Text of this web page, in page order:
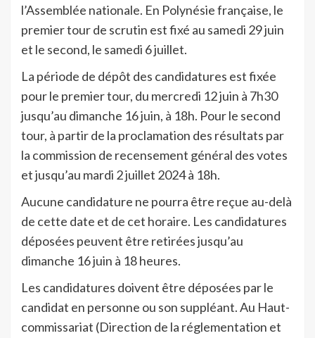
l’Assemblée nationale. En Polynésie française, le
premier tour de scrutin est fixé au samedi 29 juin
et le second, le samedi 6 juillet.
La période de dépôt des candidatures est fixée
pour le premier tour, du mercredi 12 juin à 7h30
jusqu’au dimanche 16 juin, à 18h. Pour le second
tour, à partir de la proclamation des résultats par
la commission de recensement général des votes
et jusqu’au mardi 2 juillet 2024 à 18h.
Aucune candidature ne pourra être reçue au-delà
de cette date et de cet horaire. Les candidatures
déposées peuvent être retirées jusqu’au
dimanche 16 juin à 18 heures.
Les candidatures doivent être déposées par le
candidat en personne ou son suppléant. Au Haut-
commissariat (Direction de la réglementation et